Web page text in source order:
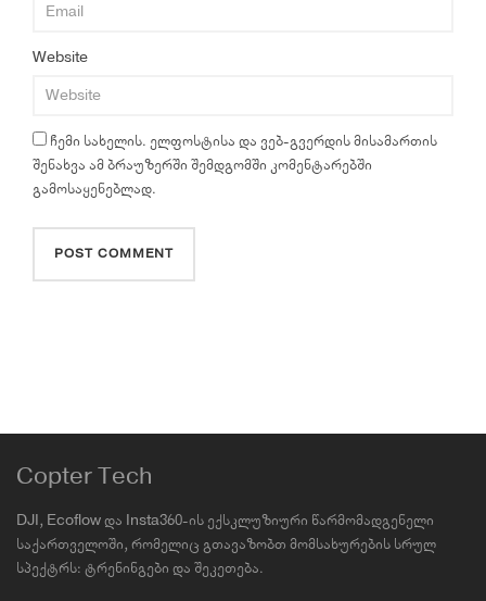
Website
ჩემი სახელის. ელფოსტისა და ვებ-გვერდის მისამართის
შენახვა ამ ბრაუზერში შემდგომში კომენტარებში
გამოსაყენებლად.
Copter Tech
DJI, Ecoflow და Insta360-ის ექსკლუზიური წარმომადგენელი
საქართველოში, რომელიც გთავაზობთ მომსახურების სრულ
სპექტრს: ტრენინგები და შეკეთება.